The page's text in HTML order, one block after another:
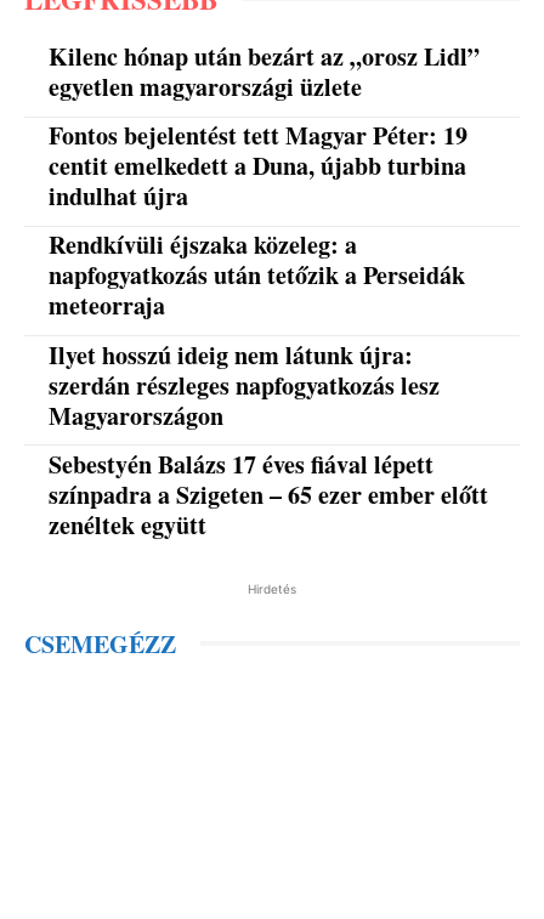
Kilenc hónap után bezárt az „orosz Lidl”
egyetlen magyarországi üzlete
Fontos bejelentést tett Magyar Péter: 19
centit emelkedett a Duna, újabb turbina
indulhat újra
Rendkívüli éjszaka közeleg: a
napfogyatkozás után tetőzik a Perseidák
meteorraja
Ilyet hosszú ideig nem látunk újra:
szerdán részleges napfogyatkozás lesz
Magyarországon
Sebestyén Balázs 17 éves fiával lépett
színpadra a Szigeten – 65 ezer ember előtt
zenéltek együtt
Hirdetés
CSEMEGÉZZ